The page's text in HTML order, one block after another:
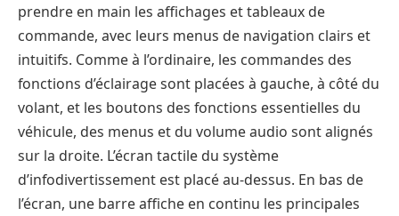
prendre en main les affichages et tableaux de
commande, avec leurs menus de navigation clairs et
intuitifs. Comme à l’ordinaire, les commandes des
fonctions d’éclairage sont placées à gauche, à côté du
volant, et les boutons des fonctions essentielles du
véhicule, des menus et du volume audio sont alignés
sur la droite. L’écran tactile du système
d’infodivertissement est placé au-dessus. En bas de
l’écran, une barre affiche en continu les principales